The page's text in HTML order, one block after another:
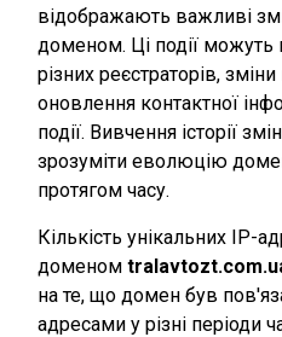
відображають важливі
доменом. Ці події
різних реєстраторів,
оновлення контактної
події. Вивчення історії
зрозуміти еволюцію
протягом часу.
Кількість унікальних IP-
доменом
на те, що домен був
адресами у різні періоди